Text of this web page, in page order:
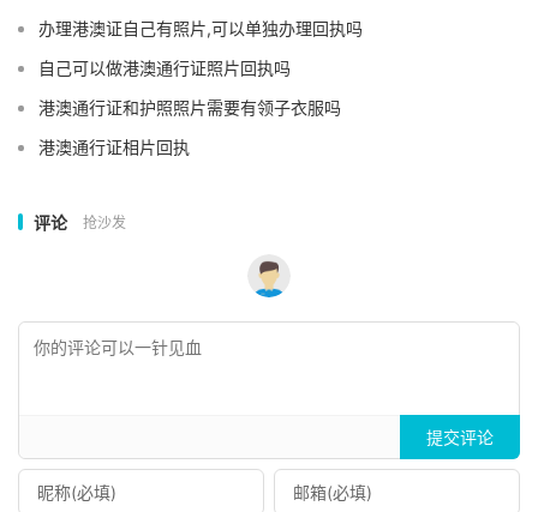
办理港澳证自己有照片,可以单独办理回执吗
自己可以做港澳通行证照片回执吗
港澳通行证和护照照片需要有领子衣服吗
港澳通行证相片回执
评论 抢沙发
提交评论